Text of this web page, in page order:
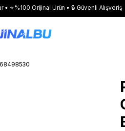
⭐ %100 Orijinal Ürün • 🔒 Güvenli Alışveriş
68498530